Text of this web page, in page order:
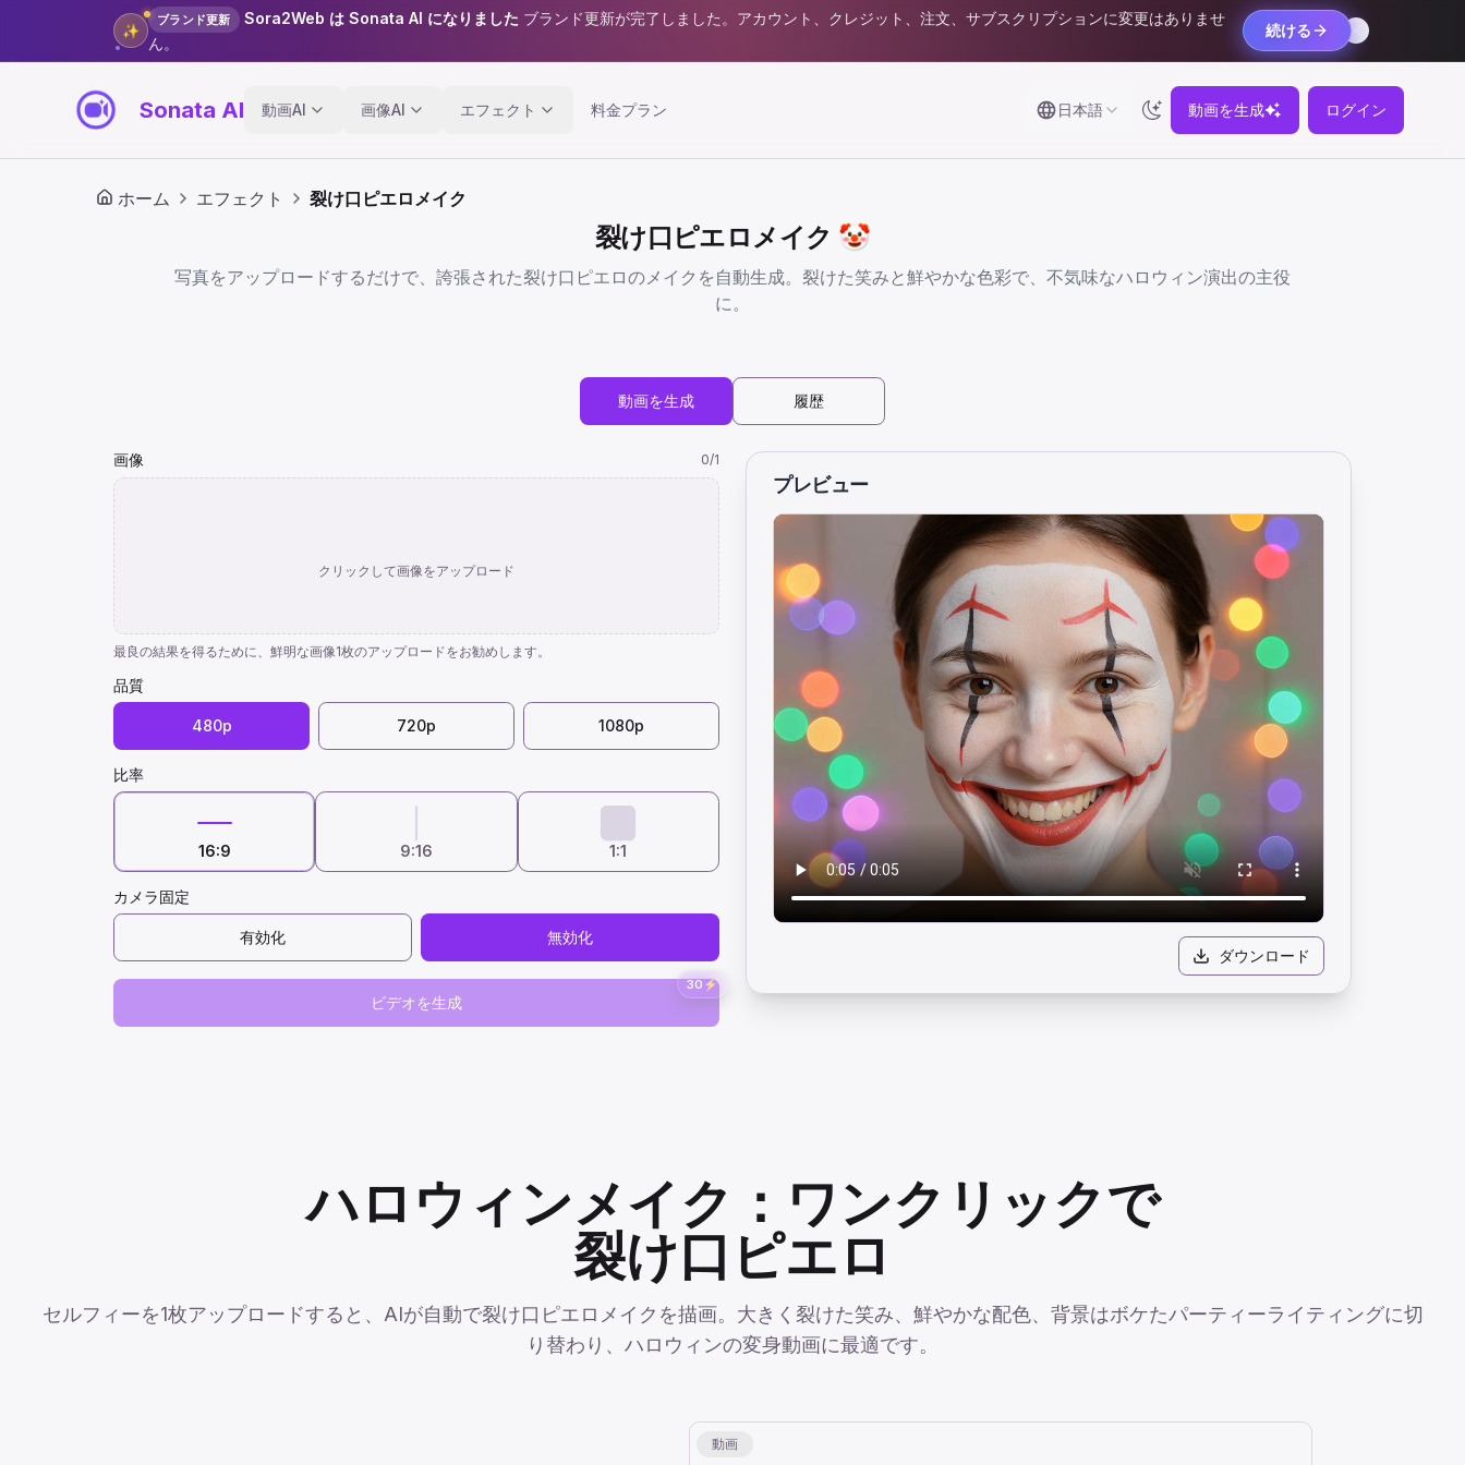
✨
ブランド更新 Sora2Web は Sonata AI になりました ブランド更新が完了しました。アカウント、クレジット、注文、サブスクリプションに変更はありませ
ん。
続ける
Sonata AI 動画AI 画像AI エフェクト 料金プラン 日本語 動画を生成 ログイン
ホーム エフェクト 裂け口ピエロメイク
裂け口ピエロメイク 🤡
写真をアップロードするだけで、誇張された裂け口ピエロのメイクを自動生成。裂けた笑みと鮮やかな色彩で、不気味なハロウィン演出の主役
に。
動画を生成 履歴
画像 0/1
クリックして画像をアップロード
最良の結果を得るために、鮮明な画像1枚のアップロードをお勧めします。
品質
480p 720p 1080p
比率
16:9 9:16 1:1
カメラ固定
有効化 無効化
30 ⚡
ビデオを生成
プレビュー
ダウンロード
ハロウィンメイク：ワンクリックで
裂け口ピエロ
セルフィーを1枚アップロードすると、AIが自動で裂け口ピエロメイクを描画。大きく裂けた笑み、鮮やかな配色、背景はボケたパーティーライティングに切
り替わり、ハロウィンの変身動画に最適です。
動画